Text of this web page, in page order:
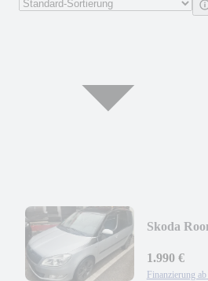
Skoda
1.990 €
Finanzierung ab